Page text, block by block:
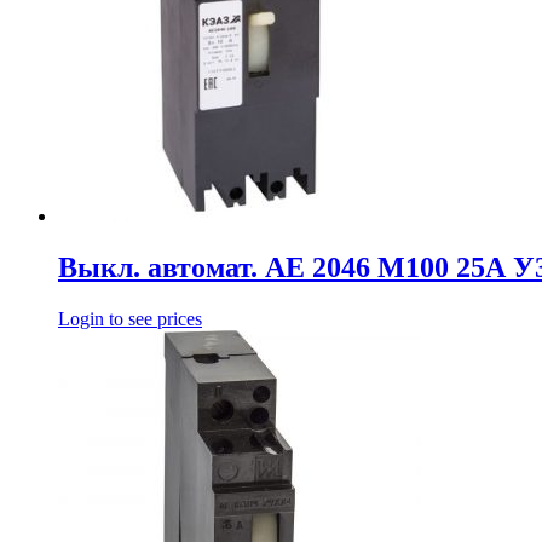
Выкл. автомат. АЕ 2046 М100 25А
Login to see prices